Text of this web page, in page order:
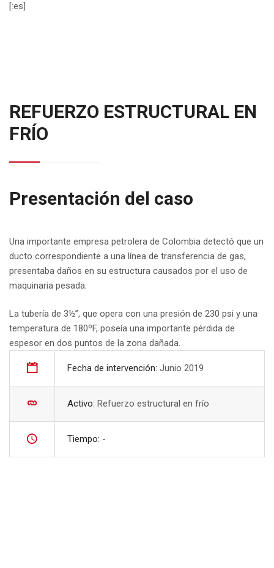
[:es]
REFUERZO ESTRUCTURAL EN
FRÍO
Presentación del caso
Una importante empresa petrolera de Colombia detectó que un
ducto correspondiente a una línea de transferencia de gas,
presentaba daños en su estructura causados por el uso de
maquinaria pesada.
La tubería de 3½”, que opera con una presión de 230 psi y una
temperatura de 180ºF, poseía una importante pérdida de
espesor en dos puntos de la zona dañada.
Fecha de intervención: Junio 2019
Activo: Refuerzo estructural en frío
Tiempo: -